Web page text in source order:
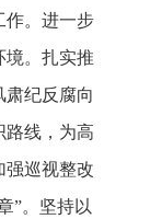
作。进一步
境。扎实推
肃纪反腐向
路线，为高
强巡视整改
”。坚持以